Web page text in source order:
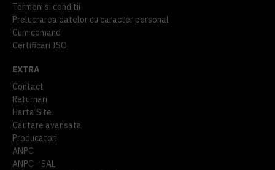
Termeni si conditii
Prelucrarea datelor cu caracter personal
Cum comand
Certificari ISO
EXTRA
Contact
Returnari
Harta Site
Cautare avansata
Producatori
ANPC
ANPC - SAL